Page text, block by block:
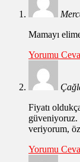
Mamayı
Yorumu
Fiyatı
güveniyoruz.
veriyorum,
Yorumu